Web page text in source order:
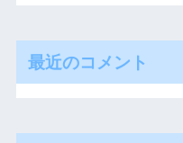
最近のコメント